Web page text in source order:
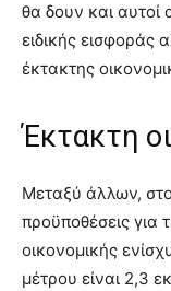
θα δουν και αυτοί
ειδικής εισφοράς
έκτακτης
Έκτακτη
Μεταξύ άλλων, στο
προϋποθέσεις για
οικονομικής
μέτρου είναι 2,3